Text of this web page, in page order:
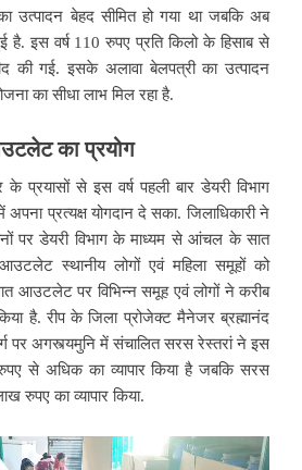
उत्पादन बेहद सीमित हो गया था जबकि अब
है. इस वर्ष 110 रुपए प्रति किलो के हिसाब से
की गई. इसके अलावा बेलपत्री का उत्पादन
का सीधा लाभ मिल रहा है.
का प्रयोग
के प्रयासों से इस वर्ष पहली बार डेयरी विभाग
अपना प्रत्यक्ष योगदान दे सका. जिलाधिकारी ने
पर डेयरी विभाग के माध्यम से आंचल के सात
स्थानीय लोगों एवं महिला समूहों को
आउटलेट पर विभिन्न समूह एवं लोगों ने करीब
है. रीप के जिला प्रोजेक्ट मैनेजर ब्रह्मानंद
पर अगस्त्यमुनि में संचालित सरस रेस्तरां ने इस
से अधिक का व्यापार किया है जबकि सरस
रुपए का व्यापार किया.